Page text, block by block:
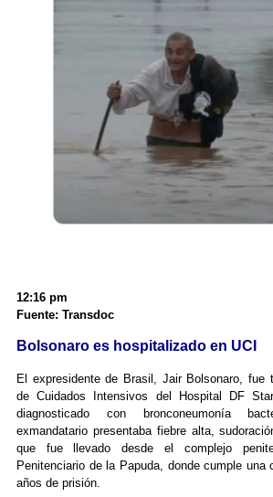
12:16 pm
Fuente: Transdoc
Bolsonaro es hospitalizado en UCI
El expresidente de Brasil, Jair Bolsonaro, fue
de Cuidados Intensivos del Hospital DF
diagnosticado con bronconeumonía
exmandatario presentaba fiebre alta,
que fue llevado desde el complejo
Penitenciario de la Papuda, donde cumple una
años de prisión.